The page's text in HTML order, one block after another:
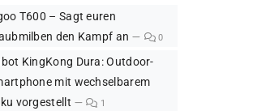
T600 – Sagt euren
den Kampf an
0
KingKong Dura: Outdoor-
mit wechselbarem
vorgestellt
1